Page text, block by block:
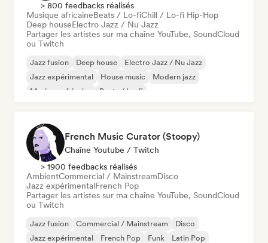
> 800 feedbacks réalisés
Musique africaineBeats / Lo-fiChill / Lo-fi Hip-Hop
Deep houseElectro Jazz / Nu Jazz
Partager les artistes sur ma chaîne YouTube, SoundCloud
ou Twitch
Jazz fusion Deep house
Electro Jazz / Nu Jazz
Jazz expérimental
House music
Modern jazz
Musique africaine
Beats / Lo-fi
French Music Curator (Stoopy)
Chaîne Youtube / Twitch
> 1900 feedbacks réalisés
AmbientCommercial / MainstreamDisco
Jazz expérimentalFrench Pop
Partager les artistes sur ma chaîne YouTube, SoundCloud
ou Twitch
Jazz fusion Commercial / Mainstream
Disco
Jazz expérimental
French Pop Funk
Latin Pop